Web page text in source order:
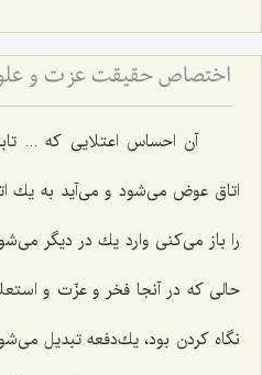
اختصاص حقیقت عزت و علو
آن احساس اعتلایی كه ...
اتاق عوض می‌شود و می‌آید به یك
را باز می‌كنی وارد یك در دیگر
حالی كه در آنجا فخر و عزّت و
نگاه كردن بود، یك‌دفعه تبدیل